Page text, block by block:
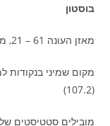
בוסטון
מאזן העונה 61 – 21, מקום שני במזרח.
(107.2)
מובילים סטטיסטים